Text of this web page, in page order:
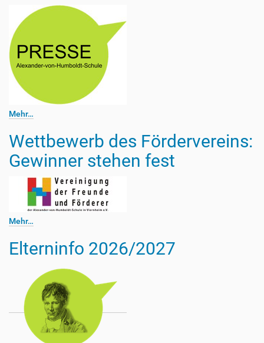
Mehr…
Wettbewerb des Fördervereins:
Gewinner stehen fest
Mehr…
Elterninfo 2026/2027